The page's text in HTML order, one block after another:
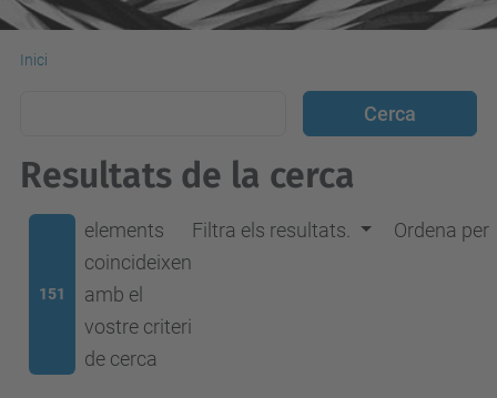
Inici
Resultats de la cerca
151
elements
coincideixen
amb el
vostre criteri
de cerca
Filtra els resultats. Ordena per